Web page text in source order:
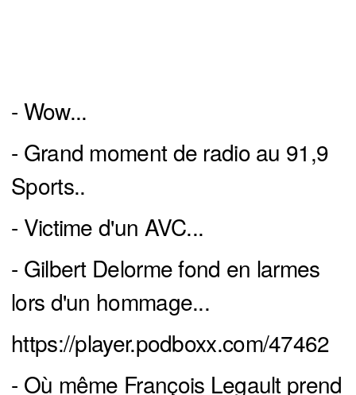
- Wow...
- Grand moment de radio au 91,9
Sports..
- Victime d'un AVC...
- Gilbert Delorme fond en larmes
lors d'un hommage...
https://player.podboxx.com/47462
- Où même François Legault prend